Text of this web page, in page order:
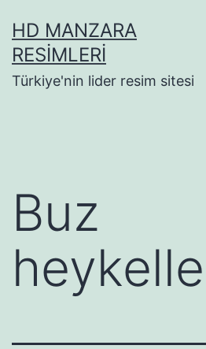
geçHD MANZARA
RESIMLERI
Türkiye'nin lider resim sitesi
Buz